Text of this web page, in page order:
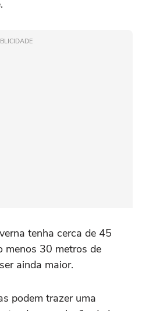
tenha cerca de 45
menos 30 metros de
ainda maior.
podem trazer uma